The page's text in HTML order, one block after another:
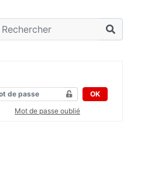
OK
Mot de passe oublié